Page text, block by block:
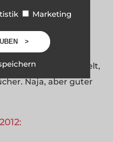
das ganze entwickelt,
Naja, aber guter
Marketing